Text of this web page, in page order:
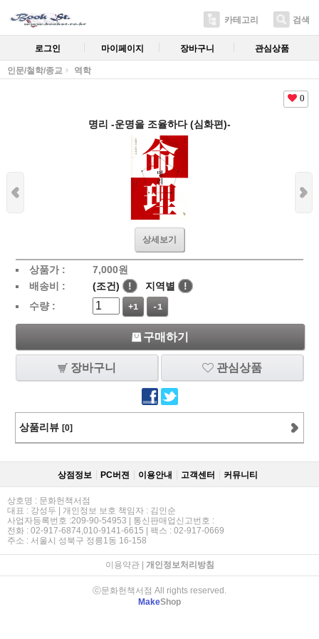
카테고리 검색
로그인 마이페이지 장바구니 관심상품
인문/철학/종교 역학
0
명리 -운명을 조율하다 (심화편)-
상세보기
상품가 : 7,000원
배송비 :
(조건) ! 지역별
!
수량 :
+1 -1
구매하기
장바구니 관심상품
상품리뷰 [0]
상점정보 PC버젼 이용안내 고객센터 커뮤니티
상호명 : 문화헌책서점
대표 : 강성두 | 개인정보 보호 책임자 : 김인순
사업자등록번호 :209-90-54953 | 통신판매업신고번호 :
전화 : 02-917-6874,010-9141-6615 | 팩스 : 02-917-0669
주소 : 서울시 성북구 정릉1동 16-158
이용약관| 개인정보처리방침
ⓒ문화헌책서점 All rights reserved.
MakeShop